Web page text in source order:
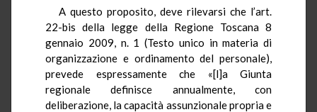
A questo proposito, deve rilevarsi che l’art.
22-bis della legge della Regione Toscana 8
gennaio 2009, n. 1 (Testo unico in materia di
organizzazione e ordinamento del personale),
prevede espressamente che «[l]a Giunta
regionale definisce annualmente, con
deliberazione, la capacità assunzionale propria e